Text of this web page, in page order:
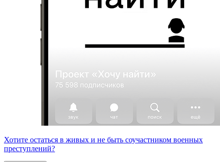
Хотите остаться в живых и не быть соучастником военных
преступлений?